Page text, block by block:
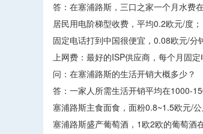
答：在塞浦路斯，三口之家一个月水费
居民用电阶梯型收费，平均0.2欧元/度；
固定电话打到中国很便宜，0.08欧元/分
上网费：最好的ISP供应商，每个月固
问：在塞浦路斯的生活开销大概多少？
答：一家人所需生活开销平均在1000-
塞浦路斯主食面食，面粉0.8~1.5欧元/
塞浦路斯盛产葡萄酒，1欧2欧的葡萄酒